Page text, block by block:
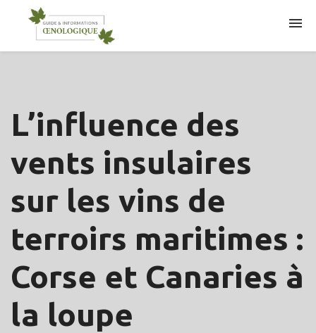
L’influence des
vents insulaires
sur les vins de
terroirs maritimes :
Corse et Canaries à
la loupe